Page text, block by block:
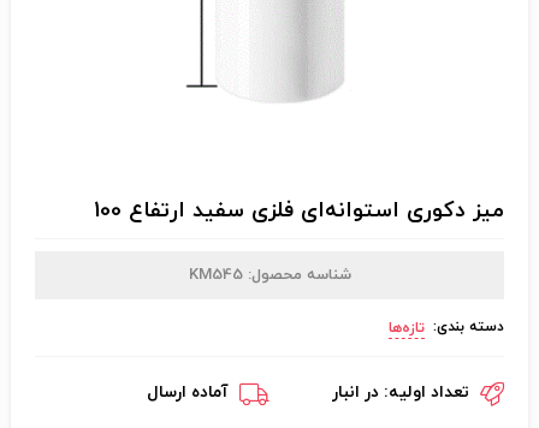
میز دکوری استوانه‌ای فلزی سفید ارتفاع 100
شناسه محصول: KM545
دسته بندی: تازه‌ها
تعداد اولیه: در انبار آماده ارسال